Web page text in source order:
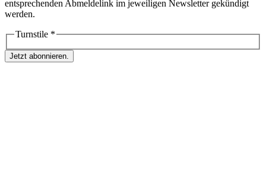
entsprechenden Abmeldelink im jeweiligen Newsletter gekündigt
werden.
Turnstile *
Jetzt abonnieren.